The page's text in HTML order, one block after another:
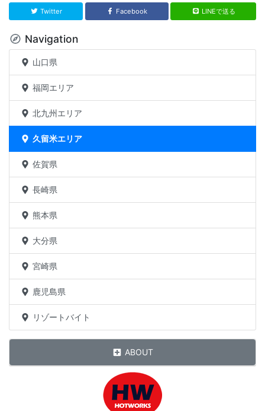
Twitter Facebook LINEで送る
Navigation
山口県
福岡エリア
北九州エリア
久留米エリア
佐賀県
長崎県
熊本県
大分県
宮崎県
鹿児島県
リゾートバイト
ABOUT